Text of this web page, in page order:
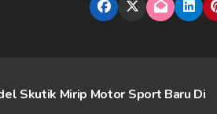
Skutik Mirip Motor Sport Baru Di